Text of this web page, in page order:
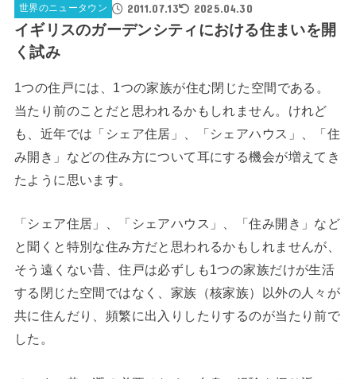
世界のニュータウン 2011.07.13 2025.04.30
イギリスのガーデンシティにおける住まいを開
く試み
1つの住戸には、1つの家族が住む閉じた空間である。
当たり前のことだと思われるかもしれません。けれど
も、近年では「シェア住居」、「シェアハウス」、「住
み開き」などの住み方について耳にする機会が増えてき
たように思います。
「シェア住居」、「シェアハウス」、「住み開き」など
と聞くと特別な住み方だと思われるかもしれませんが、
そう遠くない昔、住戸は必ずしも1つの家族だけが生活
する閉じた空間ではなく、家族（核家族）以外の人々が
共に住んだり、頻繁に出入りしたりするのが当たり前で
した。